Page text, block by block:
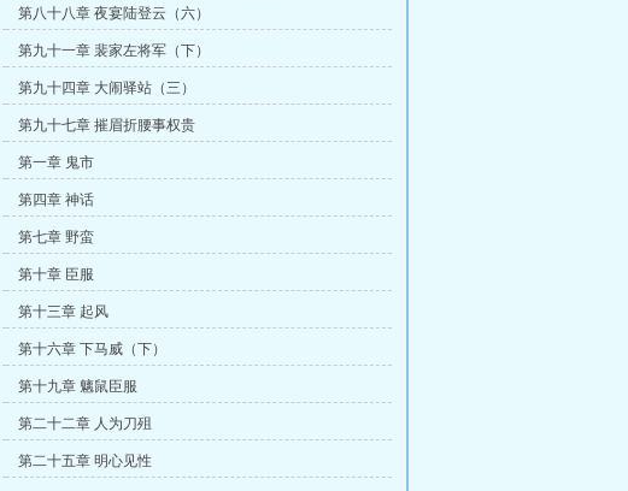
第八十八章 夜宴陆登云（六）
第九十一章 裴家左将军（下）
第九十四章 大闹驿站（三）
第九十七章 摧眉折腰事权贵
第一章 鬼市
第四章 神话
第七章 野蛮
第十章 臣服
第十三章 起风
第十六章 下马威（下）
第十九章 魑鼠臣服
第二十二章 人为刀殂
第二十五章 明心见性